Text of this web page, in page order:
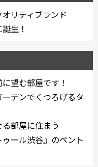
リティブランド
生！
望む部屋です！
デンでくつろげるタ
部屋に住まう
ール渋谷』のペント